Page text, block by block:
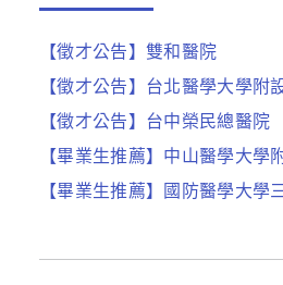
【徵才公告】雙和醫院
【徵才公告】台北醫學大學附
【徵才公告】台中榮民總醫院
【畢業生推薦】中山醫學大學
【畢業生推薦】國防醫學大學